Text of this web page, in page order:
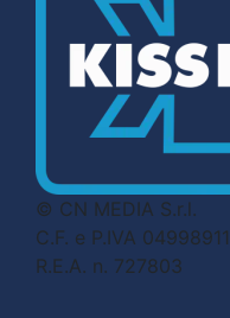
© CN MEDIA S.r.l.
C.F. e P.IVA
R.E.A. n. 727803